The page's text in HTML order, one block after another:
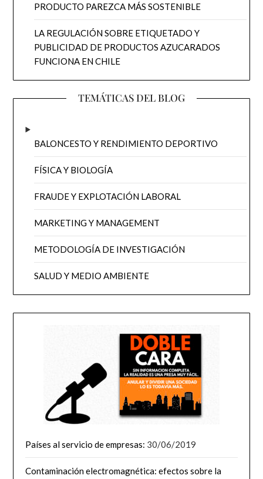
PRODUCTO PAREZCA MÁS SOSTENIBLE
LA REGULACIÓN SOBRE ETIQUETADO Y
PUBLICIDAD DE PRODUCTOS AZUCARADOS
FUNCIONA EN CHILE
TEMÁTICAS DEL BLOG
BALONCESTO Y RENDIMIENTO DEPORTIVO
FÍSICA Y BIOLOGÍA
FRAUDE Y EXPLOTACIÓN LABORAL
MARKETING Y MANAGEMENT
METODOLOGÍA DE INVESTIGACIÓN
SALUD Y MEDIO AMBIENTE
Países al servicio de empresas: 30/06/2019
Contaminación electromagnética: efectos sobre la